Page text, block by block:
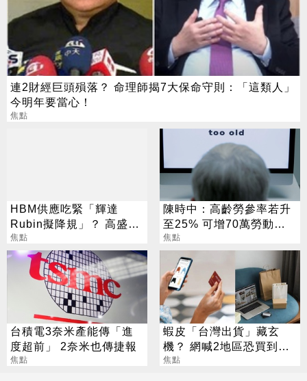
連2財經巨頭殞落？ 命理師揭7大保命守則：「這類人」
今明年要當心！
焦點
HBM供應吃緊「輝達
Rubin擬降規」？ 高盛反
讚記憶體：牛市才開始
焦點
陳時中：高齡勞參率若升
至25% 可增70萬勞動人
口
焦點
台積電3奈米產能傳「進
度超前」 2奈米也傳捷報
焦點
蝦皮「台灣出貨」藏玄
機？ 網喊2地區恐買到假
貨 專家揭真相
焦點